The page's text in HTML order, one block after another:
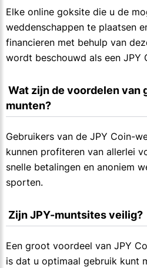
Elke online goksite die u de
weddenschappen te plaatsen
financieren met behulp van
wordt beschouwd als een JPY
munten?
Gebruikers van de JPY Coin-
kunnen profiteren van allerlei
snelle betalingen en anoniem
sporten.
Zijn JPY-muntsites veilig?
Een groot voordeel van JPY
is dat u optimaal gebruik kunt